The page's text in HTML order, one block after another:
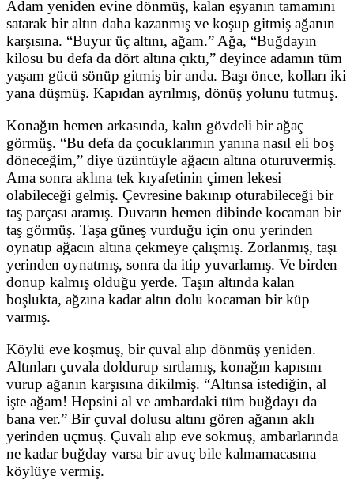
Adam yeniden evine dönmüş, kalan eşyanın tamamını
satarak bir altın daha kazanmış ve koşup gitmiş ağanın
karşısına. “Buyur üç altını, ağam.” Ağa, “Buğdayın
kilosu bu defa da dört altına çıktı,” deyince adamın tüm
yaşam gücü sönüp gitmiş bir anda. Başı önce, kolları iki
yana düşmüş. Kapıdan ayrılmış, dönüş yolunu tutmuş.
Konağın hemen arkasında, kalın gövdeli bir ağaç
görmüş. “Bu defa da çocuklarımın yanına nasıl eli boş
döneceğim,” diye üzüntüyle ağacın altına oturuvermiş.
Ama sonra aklına tek kıyafetinin çimen lekesi
olabileceği gelmiş. Çevresine bakınıp oturabileceği bir
taş parçası aramış. Duvarın hemen dibinde kocaman bir
taş görmüş. Taşa güneş vurduğu için onu yerinden
oynatıp ağacın altına çekmeye çalışmış. Zorlanmış, taşı
yerinden oynatmış, sonra da itip yuvarlamış. Ve birden
donup kalmış olduğu yerde. Taşın altında kalan
boşlukta, ağzına kadar altın dolu kocaman bir küp
varmış.
Köylü eve koşmuş, bir çuval alıp dönmüş yeniden.
Altınları çuvala doldurup sırtlamış, konağın kapısını
vurup ağanın karşısına dikilmiş. “Altınsa istediğin, al
işte ağam! Hepsini al ve ambardaki tüm buğdayı da
bana ver.” Bir çuval dolusu altını gören ağanın aklı
yerinden uçmuş. Çuvalı alıp eve sokmuş, ambarlarında
ne kadar buğday varsa bir avuç bile kalmamacasına
köylüye vermiş.